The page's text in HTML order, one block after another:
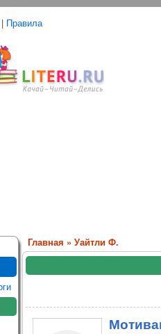
| Правила
Главная » Уайтли Ф.